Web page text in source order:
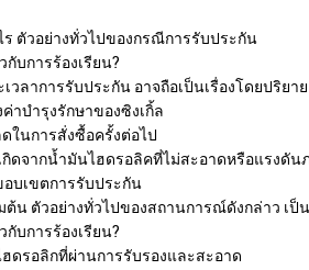
ตัวอย่างทั่วไปของกรณีการรับประกัน
บการร้องเรียน?
ลาการรับประกัน อาจถือเป็นเรื่องโดยปริยาย
าบำรุงรักษาของซิงเกิ้ล
ในการสั่งซื้อครั้งต่อไป
ดจากน้ำมันไฮดรอลิคที่ไม่สะอาดหรือแรงดัน
บเขตการรับประกัน
ต้น ตัวอย่างทั่วไปของสถานการณ์ดังกล่าว เป็
บการร้องเรียน?
รอลิกที่ผ่านการรับรองและสะอาด